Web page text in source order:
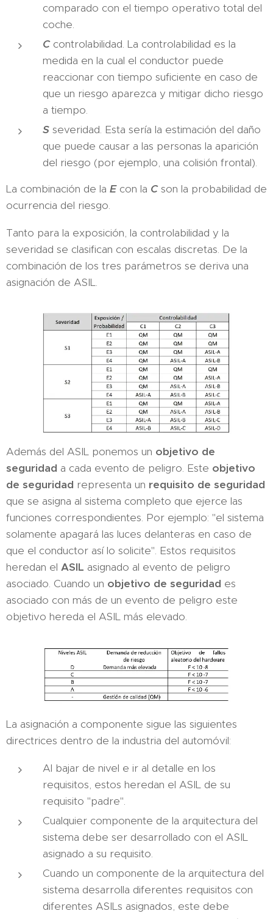
comparado con el tiempo operativo total del
coche.
C controlabilidad. La controlabilidad es la
medida en la cual el conductor puede
reaccionar con tiempo suficiente en caso de
que un riesgo aparezca y mitigar dicho riesgo
a tiempo.
S severidad. Esta sería la estimación del daño
que puede causar a las personas la aparición
del riesgo (por ejemplo, una colisión frontal).
La combinación de la Econ la Cson la probabilidad de
ocurrencia del riesgo.
Tanto para la exposición, la controlabilidad y la
severidad se clasifican con escalas discretas. De la
combinación de los tres parámetros se deriva una
asignación de ASIL.
Además del ASIL ponemos un objetivo de
seguridad a cada evento de peligro. Este objetivo
de seguridad representa un requisito de seguridad
que se asigna al sistema completo que ejerce las
funciones correspondientes. Por ejemplo: "el sistema
solamente apagará las luces delanteras en caso de
que el conductor así lo solicite". Estos requisitos
heredan el ASIL asignado al evento de peligro
asociado. Cuando un objetivo de seguridad es
asociado con más de un evento de peligro este
objetivo hereda el ASIL más elevado.
La asignación a componente sigue las siguientes
directrices dentro de la industria del automóvil:
Al bajar de nivel e ir al detalle en los
requisitos, estos heredan el ASIL de su
requisito "padre".
Cualquier componente de la arquitectura del
sistema debe ser desarrollado con el ASIL
asignado a su requisito.
Cuando un componente de la arquitectura del
sistema desarrolla diferentes requisitos con
diferentes ASILs asignados, este debe